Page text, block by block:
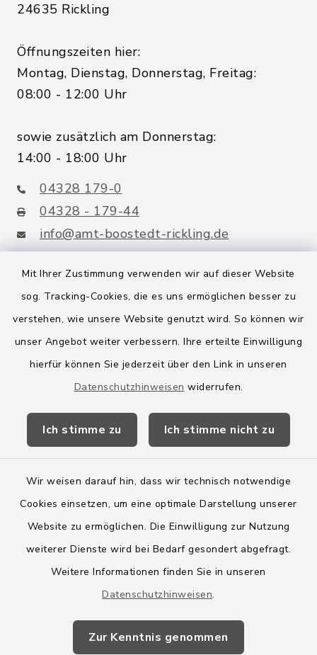
Mit Ihrer Zustimmung verwenden wir auf dieser Website
sog. Tracking-Cookies, die es uns ermöglichen besser zu
verstehen, wie unsere Website genutzt wird. So können wir
unser Angebot weiter verbessern. Ihre erteilte Einwilligung
hierfür können Sie jederzeit über den Link in unseren
Datenschutzhinweisen widerrufen.
Ich stimme zu Ich stimme nicht zu
Wir weisen darauf hin, dass wir technisch notwendige
Cookies einsetzen, um eine optimale Darstellung unserer
Website zu ermöglichen. Die Einwilligung zur Nutzung
weiterer Dienste wird bei Bedarf gesondert abgefragt.
Weitere Informationen finden Sie in unseren
Datenschutzhinweisen.
Zur Kenntnis genommen
24635 Rickling
Öffnungszeiten hier:
Montag, Dienstag, Donnerstag, Freitag:
08:00 - 12:00 Uhr
sowie zusätzlich am Donnerstag:
14:00 - 18:00 Uhr
04328 179-0
04328 - 179-44
info@amt-boostedt-rickling.de
Quicklinks
Amt Boostedt-Rickling
Amtsbroschüre
Wege-Zweckverband
Barrierefreiheit
Impressum